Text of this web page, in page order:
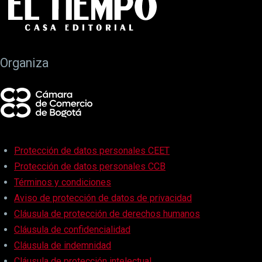
Organiza
Protección de datos personales CEET
Protección de datos personales CCB
Términos y condiciones
Aviso de protección de datos de privacidad
Cláusula de protección de derechos humanos
Cláusula de confidencialidad
Cláusula de indemnidad